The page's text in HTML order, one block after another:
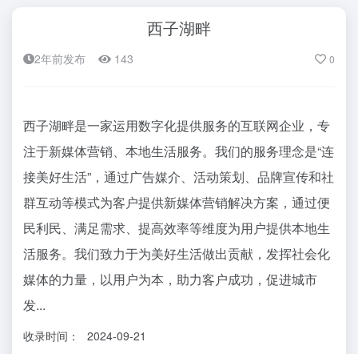
西子湖畔
2年前发布 143 0
西子湖畔是一家运用数字化提供服务的互联网企业，专
注于新媒体营销、本地生活服务。我们的服务理念是“连
接美好生活”，通过广告媒介、活动策划、品牌宣传和社
群互动等模式为客户提供新媒体营销解决方案，通过便
民利民、满足需求、提高效率等维度为用户提供本地生
活服务。我们致力于为美好生活做出贡献，发挥社会化
媒体的力量，以用户为本，助力客户成功，促进城市
发...
收录时间： 2024-09-21